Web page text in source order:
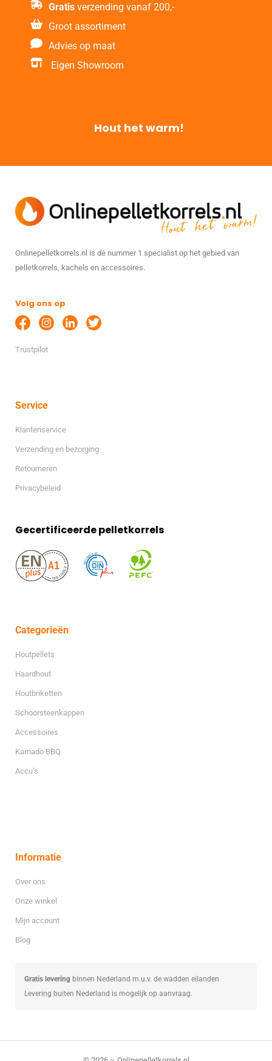
Gratis verzending vanaf 200,-
Groot assortiment
Advies op maat
Eigen Showroom
Hout het warm!
Onlinepelletkorrels.nl is dé nummer 1 specialist op het gebied van
pelletkorrels, kachels en accessoires.
Volg ons op
Trustpilot
Service
Klantenservice
Verzending en bezorging
Retourneren
Privacybeleid
Gecertificeerde pelletkorrels
Categorieën
Houtpellets
Haardhout
Houtbriketten
Schoorsteenkappen
Accessoires
Kamado BBQ
Accu’s
Informatie
Over ons
Onze winkel
Mijn account
Blog
Gratis levering binnen Nederland m.u.v. de wadden eilanden
Levering buiten Nederland is mogelijk op aanvraag.